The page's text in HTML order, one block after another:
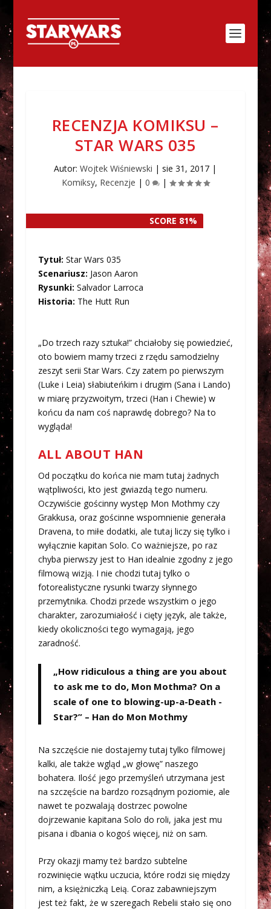
RECENZJA KOMIKSU –
STAR WARS 035
Autor:Wojtek Wiśniewski |sie 31, 2017 |
Komiksy, Recenzje | 0 |
SCORE 81%
SCORE 81%
Tytuł: Star Wars 035
Scenariusz: Jason Aaron
Rysunki: Salvador Larroca
Historia: The Hutt Run
„Do trzech razy sztuka!” chciałoby się powiedzieć,
oto bowiem mamy trzeci z rzędu samodzielny
zeszyt serii Star Wars. Czy zatem po pierwszym
(Luke i Leia) słabiuteńkim i drugim (Sana i Lando)
w miarę przyzwoitym, trzeci (Han i Chewie) w
końcu da nam coś naprawdę dobrego? Na to
wygląda!
ALL ABOUT HAN
Od początku do końca nie mam tutaj żadnych
wątpliwości, kto jest gwiazdą tego numeru.
Oczywiście gościnny występ Mon Mothmy czy
Grakkusa, oraz gościnne wspomnienie generała
Dravena, to miłe dodatki, ale tutaj liczy się tylko i
wyłącznie kapitan Solo. Co ważniejsze, po raz
chyba pierwszy jest to Han idealnie zgodny z jego
filmową wizją. I nie chodzi tutaj tylko o
fotorealistyczne rysunki twarzy słynnego
przemytnika. Chodzi przede wszystkim o jego
charakter, zarozumiałość i cięty język, ale także,
kiedy okoliczności tego wymagają, jego
zaradność.
„How ridiculous a thing are you about
to ask me to do, Mon Mothma? On a
scale of one to blowing-up-a-Death -
Star?” – Han do Mon Mothmy
Na szczęście nie dostajemy tutaj tylko filmowej
kalki, ale także wgląd „w głowę” naszego
bohatera. Ilość jego przemyśleń utrzymana jest
na szczęście na bardzo rozsądnym poziomie, ale
nawet te pozwalają dostrzec powolne
dojrzewanie kapitana Solo do roli, jaka jest mu
pisana i dbania o kogoś więcej, niż on sam.
Przy okazji mamy też bardzo subtelne
rozwinięcie wątku uczucia, które rodzi się między
nim, a księżniczką Leią. Coraz zabawniejszym
jest też fakt, że w szeregach Rebelii stało się ono